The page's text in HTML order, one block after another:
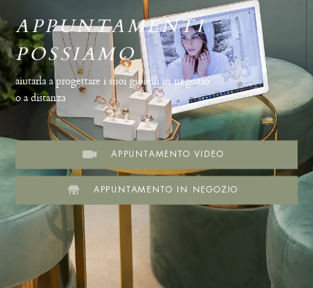
APPUNTAMENTI
POSSIAMO
aiutarla a progettare i suoi gioielli in negozio
o a distanza
.
APPUNTAMENTO VIDEO
APPUNTAMENTO IN NEGOZIO